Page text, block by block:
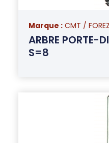
Marque : CMT /
ARBRE PORTE-
S=8